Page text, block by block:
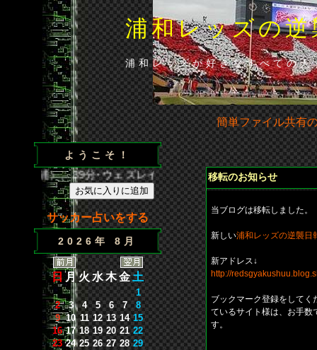
浦和レッズの
浦和レッズが好きなすべての
簡単ファイル共有
ようこそ！
浦）、39分･ウェズレイ（広）、86分･山田（浦）◆山
サッカー占いをする
2026年 8月
日 月火 水木金土
1
2
3 4 5 6 7
8
9 10 11 12 13 14 15
16 17 18 19 20 21 22
23 24 25 26 27 28 29
移転のお知らせ
当ブログは移転しました。
新しい浦和レッズの逆襲日
新アドレス↓
http://
ブックマーク登録をして
ているサイト様は、お手数
す。